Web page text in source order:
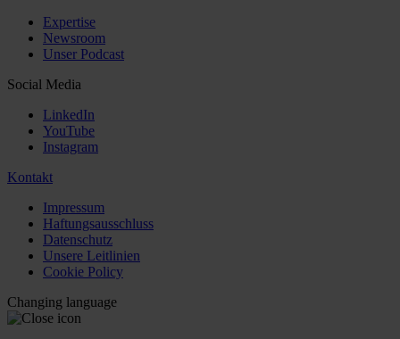
Expertise
Newsroom
Unser Podcast
Social Media
LinkedIn
YouTube
Instagram
Kontakt
Impressum
Haftungsausschluss
Datenschutz
Unsere Leitlinien
Cookie Policy
Changing language